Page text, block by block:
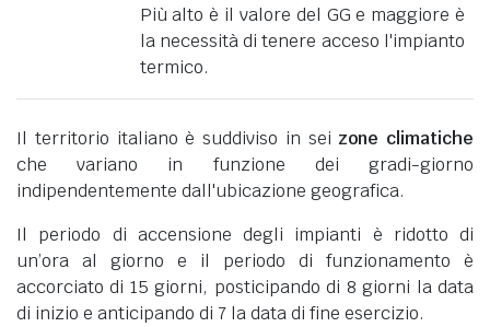
Più alto è il valore del GG e maggiore è
la necessità di tenere acceso l'impianto
termico.
Il territorio italiano è suddiviso in sei zone climatiche
che variano in funzione dei gradi-giorno
indipendentemente dall'ubicazione geografica.
Il periodo di accensione degli impianti è ridotto di
un’ora al giorno e il periodo di funzionamento è
accorciato di 15 giorni, posticipando di 8 giorni la data
di inizio e anticipando di 7 la data di fine esercizio.